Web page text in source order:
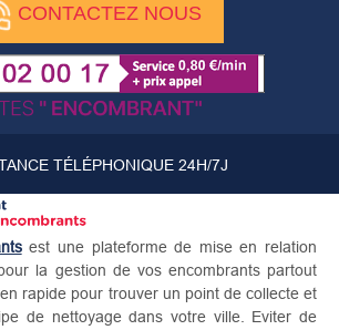
CONTACTEZ NOUS
TÉLÉPHONIQUE 24H/7J
est une plateforme de mise en relation
la gestion de vos encombrants partout
rapide pour trouver un point de collecte et
de nettoyage dans votre ville. Eviter de